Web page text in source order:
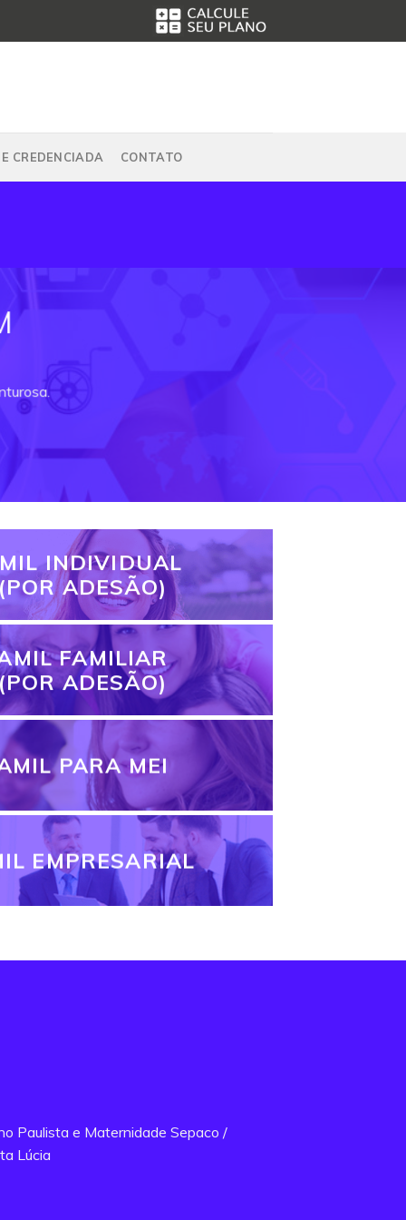
CREDENCIADA CONTATO
INDIVIDUAL
ADESÃO)
FAMILIAR
ADESÃO)
PARA MEI
EMPRESARIAL
Paulista e Maternidade Sepaco /
Lúcia